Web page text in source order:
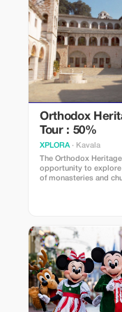
Orthodox
Tour : 50%
XPLORA· Kavala
The Orthodox
opportunity to explore
of monasteries and
Strictly 4 to 6 persons.